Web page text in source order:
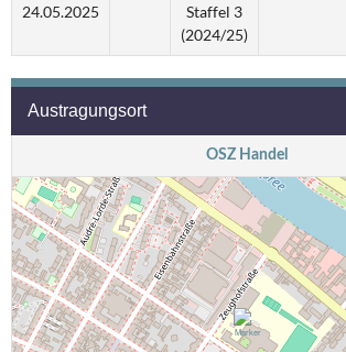
24.05.2025
Staffel 3
(2024/25)
Austragungsort
OSZ Handel